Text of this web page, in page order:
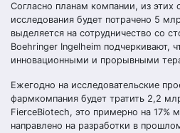
Согласно планам компании, из этих
исследования будет потрачено 5
выделяется на сотрудничество со
Boehringer Ingelheim подчеркивают,
инновационными и прорывными
Ежегодно на исследовательские
фармкомпания будет тратить 2,2
FierceBiotech, это примерно на 17%
направлено на разработки в